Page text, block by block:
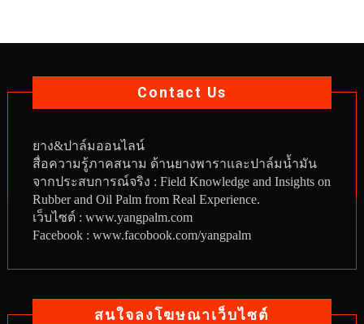
Contact Us
ยาง&ปาล์มออนไลน์
สื่อความรู้ภาคสนาม ด้านยางพาราและปาล์มน้ำมัน
จากประสบการณ์จริง : Field Knowledge and Insights on
Rubber and Oil Palm from Real Experience.
เว็บไซต์ : www.yangpalm.com
Facebook : www.facobook.com/yangpalm
สนใจลงโฆษณาเว็บไซต์